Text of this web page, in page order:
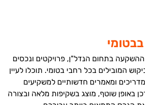
בתחום הנדל"ן, פרויקטים ונכסים
המובילים בכל רחבי בטומי. תוכלו לעיין
ומאמרים חדשותיים למשקיעים
באופן שוטף, מוצג בשקיפות מלאה ובצורה